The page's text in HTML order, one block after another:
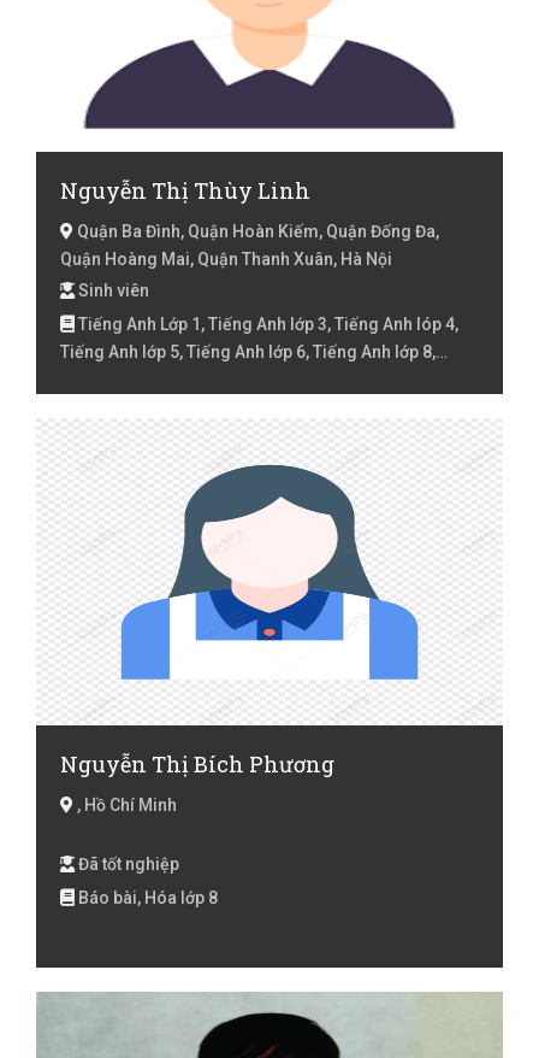
Nguyễn Thị Thùy Linh
Quận Ba Đình, Quận Hoàn Kiếm, Quận Đống Đa,
Quận Hoàng Mai, Quận Thanh Xuân, Hà Nội
Sinh viên
Tiếng Anh Lớp 1, Tiếng Anh lớp 3, Tiếng Anh lóp 4,
Tiếng Anh lớp 5, Tiếng Anh lớp 6, Tiếng Anh lớp 8,
Lớp 10, Toán lớp 11, Toán lớp 12, Toán Lớp 2, Toán lớp
3, Toán lớp 4, Toán lớp 5, Toán lớp 6, Toán lớp 7, Toán
lớp 8, Toán lớp 9 , Toán Luyện thi đại học
Nguyễn Thị Bích Phương
, Hồ Chí Minh
Đã tốt nghiệp
Báo bài, Hóa lớp 8